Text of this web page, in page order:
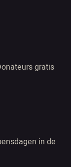
gratis
in de